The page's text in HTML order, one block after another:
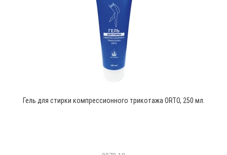
Гель для стирки компрессионного трикотажа ORTO, 250 мл.